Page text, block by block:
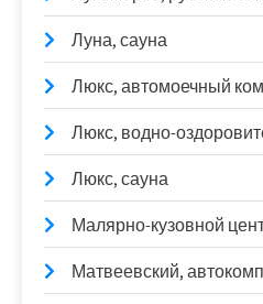
Луна, сауна
Люкс, автомоечный
Люкс, водно-
Люкс, сауна
Малярно-кузовной
Матвеевский,